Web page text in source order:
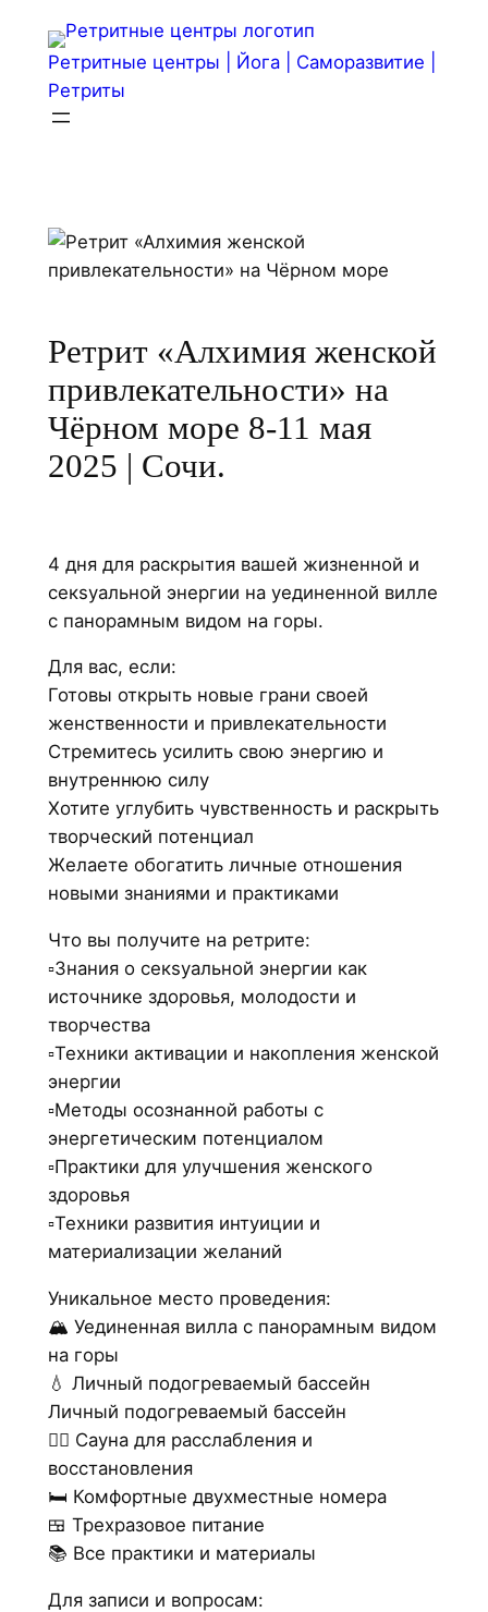
Перейти
содержимому
Ретритные центры | Йога | Саморазвитие |
Ретриты
Ретрит «Алхимия женской
привлекательности» на
Чёрном море 8-11 мая
2025 | Сочи.
4 дня для раскрытия вашей жизненной и
секsуальной энергии на уединенной вилле
с панорамным видом на горы.
Для вас, если:
Готовы открыть новые грани своей
женственности и привлекательности
Стремитесь усилить свою энергию и
внутреннюю силу
Хотите углубить чувственность и раскрыть
творческий потенциал
Желаете обогатить личные отношения
новыми знаниями и практиками
Что вы получите на ретрите:
▫️Знания о секsуальной энергии как
источнике здоровья, молодости и
творчества
▫️Техники активации и накопления женской
энергии
▫️Методы осознанной работы с
энергетическим потенциалом
▫️Практики для улучшения женского
здоровья
▫️Техники развития интуиции и
материализации желаний
Уникальное место проведения:
🏔️ Уединенная вилла с панорамным видом
на горы
💧 Личный подогреваемый бассейн
Личный подогреваемый бассейн
❤️‍🔥 Сауна для расслабления и
восстановления
🛏️ Комфортные двухместные номера
🍱 Трехразовое питание
📚 Все практики и материалы
Для записи и вопросам: